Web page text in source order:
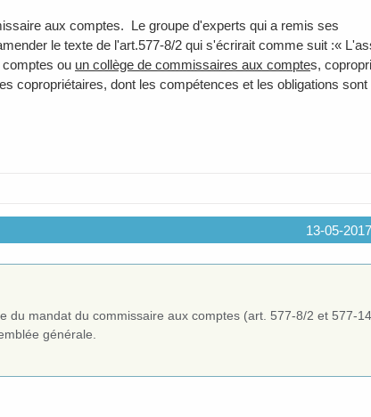
aux comptes. Le groupe d'experts qui a remis ses
le texte de l'art.577-8/2 qui s'écrirait comme suit :«
ou un collège de commissaires aux comptes,
copropriétaires, dont les compétences et les obligations sont
13-05-
du mandat du commissaire aux comptes (art. 577-8/2 et 577-
générale.